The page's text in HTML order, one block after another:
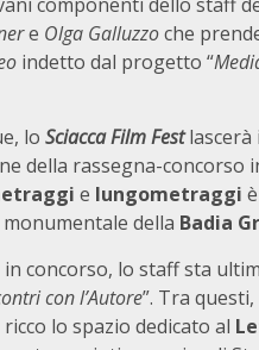
e Olga Galluzzoche
indetto dal progetto “
lo Sciacca Film Festlascerà
della rassegna-concorso
e lungometraggi
della Badia
concorso, lo staff sta
con l’Autore”. Tra
lo spazio dedicato al